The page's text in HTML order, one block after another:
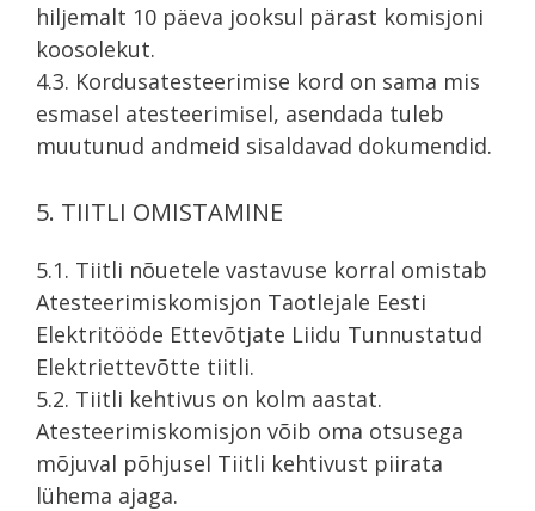
hiljemalt 10 päeva jooksul pärast komisjoni
koosolekut.
4.3. Kordusatesteerimise kord on sama mis
esmasel atesteerimisel, asendada tuleb
muutunud andmeid sisaldavad dokumendid.
5. TIITLI OMISTAMINE
5.1. Tiitli nõuetele vastavuse korral omistab
Atesteerimiskomisjon Taotlejale Eesti
Elektritööde Ettevõtjate Liidu Tunnustatud
Elektriettevõtte tiitli.
5.2. Tiitli kehtivus on kolm aastat.
Atesteerimiskomisjon võib oma otsusega
mõjuval põhjusel Tiitli kehtivust piirata
lühema ajaga.